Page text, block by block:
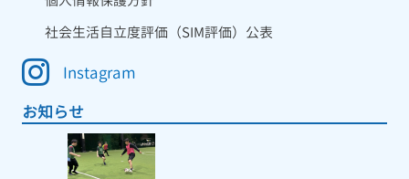
社会生活自立度評価（SIM評価）公表
Instagram
お知らせ